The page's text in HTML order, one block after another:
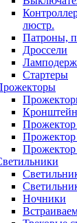
люстр.
Патроны,
Дроссели
Стартеры
Прожектор
Ночники